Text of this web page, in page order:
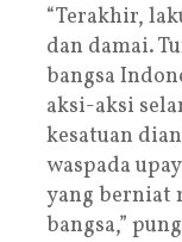
“Terakhir,
dan damai.
bangsa
aksi-aksi
kesatuan
waspada
yang berniat
bangsa,”